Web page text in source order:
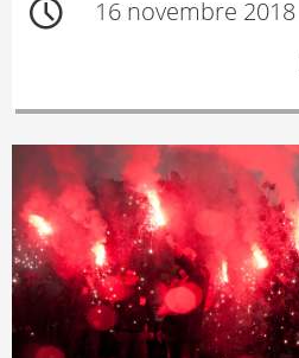
16 novembre 2018